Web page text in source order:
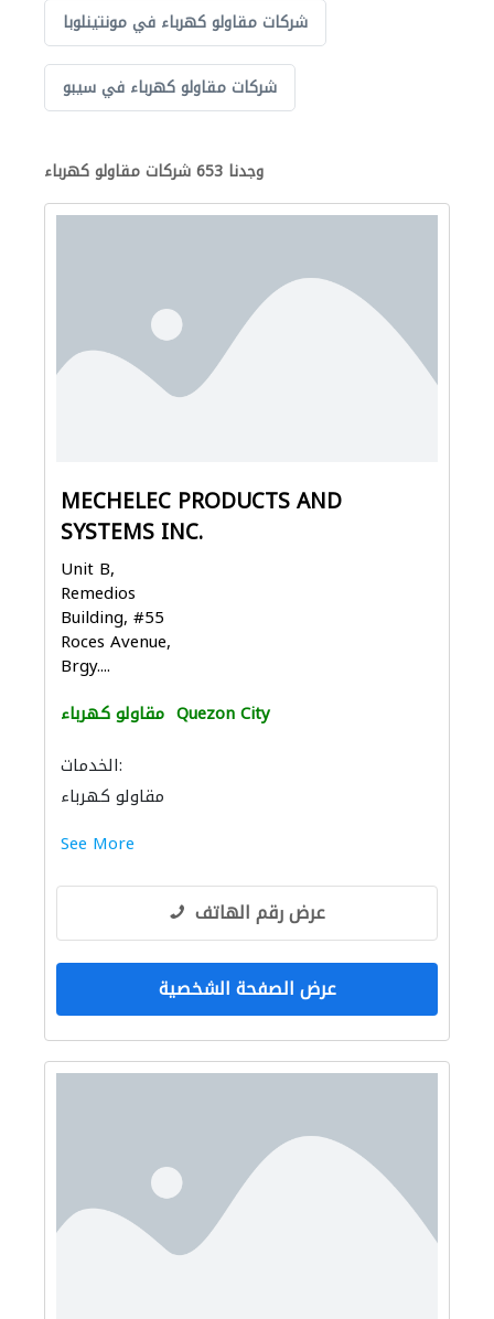
شركات مقاولو كهرباء في مونتينلوبا
شركات مقاولو كهرباء في سيبو
وجدنا 653 شركات مقاولو كهرباء
MECHELEC PRODUCTS AND
SYSTEMS INC.
Unit B,
Remedios
Building, #55
Roces Avenue,
Brgy....
مقاولو كهرباء Quezon City
الخدمات:
مقاولو كهرباء
See More
عرض رقم الهاتف
عرض الصفحة الشخصية